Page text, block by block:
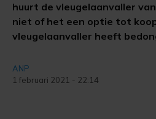
huurt de vleugelaanvaller
niet of het een optie tot
vleugelaanvaller heeft
ANP
1 februari 2021 - 22:14